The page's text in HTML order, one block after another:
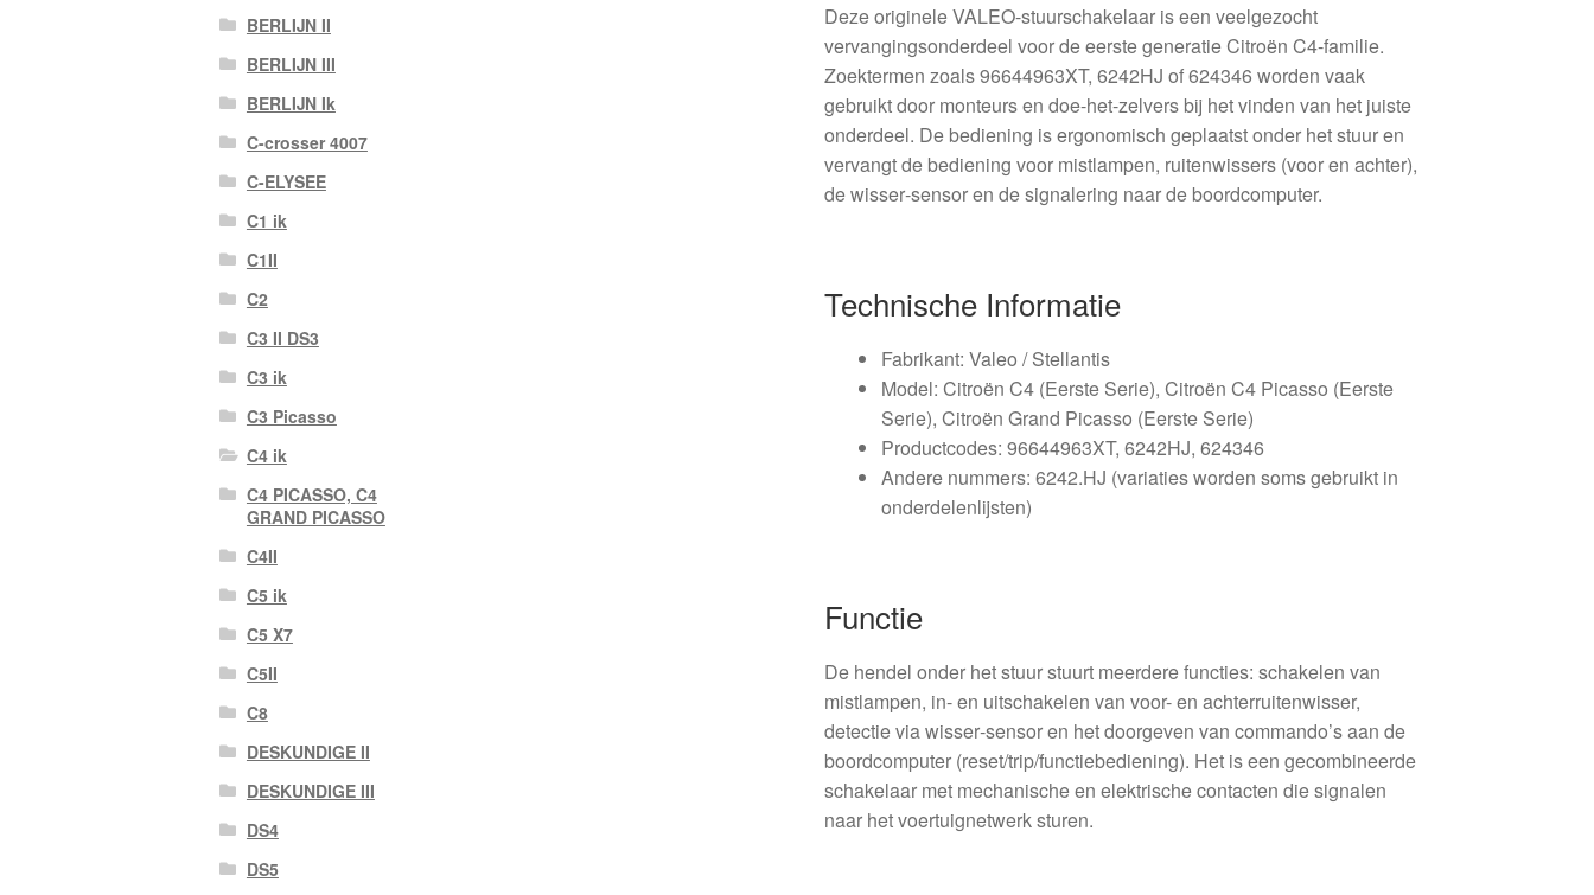
Deze originele VALEO-stuurschakelaar is een veelgezocht
vervangingsonderdeel voor de eerste generatie Citroën C4-familie.
Zoektermen zoals 96644963XT, 6242HJ of 624346 worden vaak
gebruikt door monteurs en doe-het-zelvers bij het vinden van het juiste
onderdeel. De bediening is ergonomisch geplaatst onder het stuur en
vervangt de bediening voor mistlampen, ruitenwissers (voor en achter),
de wisser‑sensor en de signalering naar de boordcomputer.
Technische Informatie
Fabrikant: Valeo / Stellantis
Model: Citroën C4 (Eerste Serie), Citroën C4 Picasso (Eerste
Serie), Citroën Grand Picasso (Eerste Serie)
Productcodes: 96644963XT, 6242HJ, 624346
Andere nummers: 6242.HJ (variaties worden soms gebruikt in
onderdelenlijsten)
Functie
De hendel onder het stuur stuurt meerdere functies: schakelen van
mistlampen, in- en uitschakelen van voor- en achterruitenwisser,
detectie via wisser‑sensor en het doorgeven van commando’s aan de
boordcomputer (reset/trip/functiebediening). Het is een gecombineerde
schakelaar met mechanische en elektrische contacten die signalen
naar het voertuignetwerk sturen.
BERLIJN II
BERLIJN III
BERLIJN Ik
C-crosser 4007
C-ELYSEE
C1 ik
C1II
C2
C3 II DS3
C3 ik
C3 Picasso
C4 ik
C4 PICASSO, C4
GRAND PICASSO
C4II
C5 ik
C5 X7
C5II
C8
DESKUNDIGE II
DESKUNDIGE III
DS4
DS5